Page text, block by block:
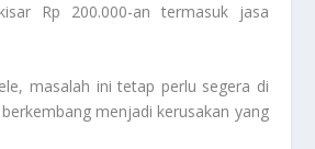
Rp 200.000-an termasuk jasa
masalah ini tetap perlu segera di
menjadi kerusakan yang